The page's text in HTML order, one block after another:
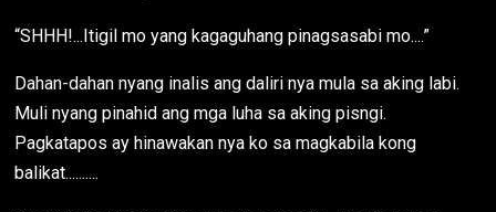
“SHHH!...Itigil mo yang kagaguhang pinagsasabi mo....”
Dahan-dahan nyang inalis ang daliri nya mula sa aking labi.
Muli nyang pinahid ang mga luha sa aking pisngi.
Pagkatapos ay hinawakan nya ko sa magkabila kong
balikat..........